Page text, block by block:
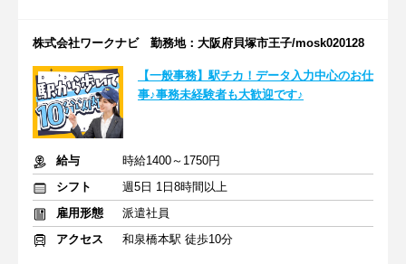
株式会社ワークナビ 勤務地：大阪府貝塚市王子/mosk020128
【一般事務】駅チカ！データ入力中心のお仕
事♪事務未経験者も大歓迎です♪
給与
時給1400～1750円
シフト
週5日 1日8時間以上
雇用形態
派遣社員
アクセス
和泉橋本駅 徒歩10分